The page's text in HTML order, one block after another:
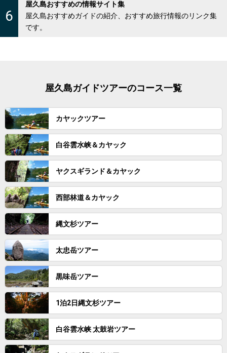
6
屋久島おすすめの情報サイト集
屋久島おすすめガイドの紹介、おすすめ旅行情報のリンク集
です。
屋久島ガイドツアーのコース一覧
カヤックツアー
白谷雲水峡＆カヤック
ヤクスギランド＆カヤック
西部林道＆カヤック
縄文杉ツアー
太忠岳ツアー
黒味岳ツアー
1泊2日縄文杉ツアー
白谷雲水峡 太鼓岩ツアー